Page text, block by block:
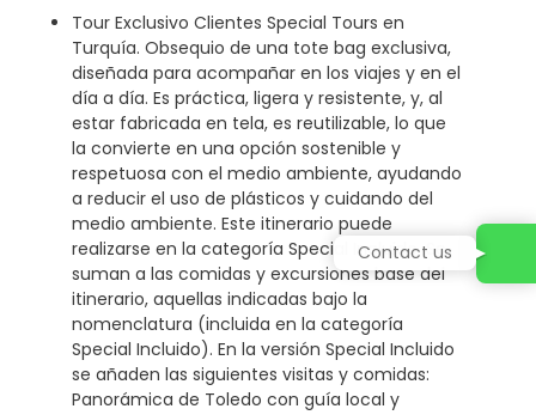
Tour Exclusivo Clientes Special Tours en
Turquía. Obsequio de una tote bag exclusiva,
diseñada para acompañar en los viajes y en el
día a día. Es práctica, ligera y resistente, y, al
estar fabricada en tela, es reutilizable, lo que
la convierte en una opción sostenible y
respetuosa con el medio ambiente, ayudando
a reducir el uso de plásticos y cuidando del
medio ambiente. Este itinerario puede
realizarse en la categoría Special Incluido. Se
suman a las comidas y excursiones base del
itinerario, aquellas indicadas bajo la
nomenclatura (incluida en la categoría
Special Incluido). En la versión Special Incluido
se añaden las siguientes visitas y comidas:
Panorámica de Toledo con guía local y
Contact us